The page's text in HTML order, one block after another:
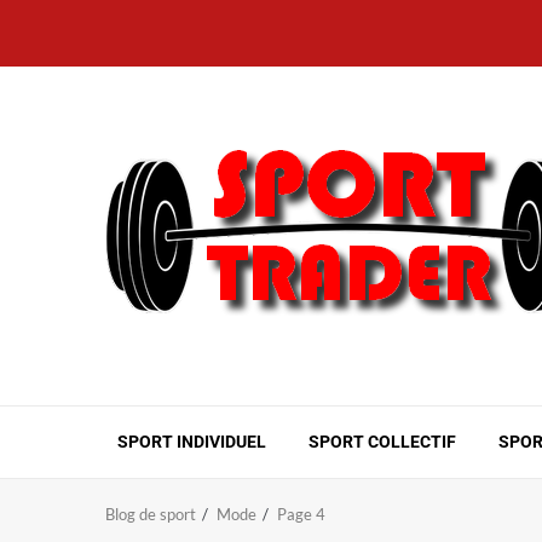
contenu
SPORT INDIVIDUEL SPORT COLLECTIF
Blog de sport Mode Page 4